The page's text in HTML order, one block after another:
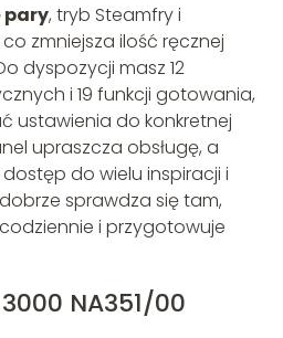
pary, tryb Steamfry i
co zmniejsza ilość ręcznej
dyspozycji masz 12
i 19 funkcji gotowania,
ustawienia do konkretnej
upraszcza obsługę, a
do wielu inspiracji i
sprawdza się tam,
i przygotowuje
NA351/00